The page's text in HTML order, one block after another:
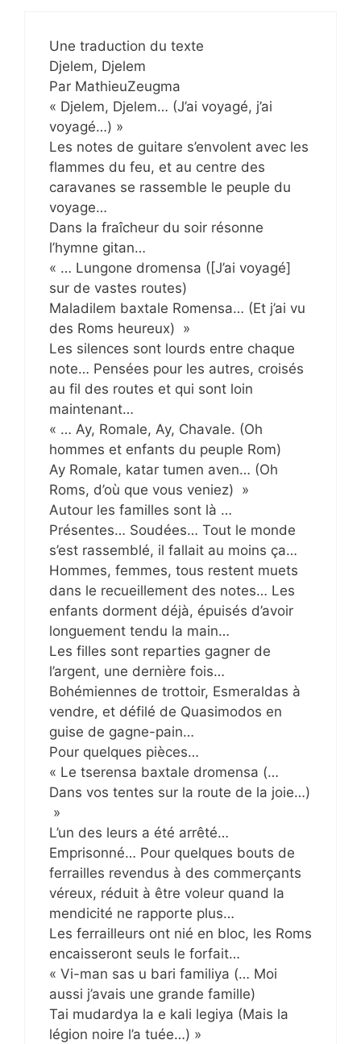
Une traduction du texte
Djelem, Djelem
Par MathieuZeugma
« Djelem, Djelem… (J’ai voyagé, j’ai
voyagé…) »
Les notes de guitare s’envolent avec les
flammes du feu, et au centre des
caravanes se rassemble le peuple du
voyage…
Dans la fraîcheur du soir résonne
l’hymne gitan…
« … Lungone dromensa ([J’ai voyagé]
sur de vastes routes)
Maladilem baxtale Romensa… (Et j’ai vu
des Roms heureux) »
Les silences sont lourds entre chaque
note… Pensées pour les autres, croisés
au fil des routes et qui sont loin
maintenant…
« … Ay, Romale, Ay, Chavale. (Oh
hommes et enfants du peuple Rom)
Ay Romale, katar tumen aven… (Oh
Roms, d’où que vous veniez) »
Autour les familles sont là …
Présentes… Soudées… Tout le monde
s’est rassemblé, il fallait au moins ça…
Hommes, femmes, tous restent muets
dans le recueillement des notes… Les
enfants dorment déjà, épuisés d’avoir
longuement tendu la main…
Les filles sont reparties gagner de
l’argent, une dernière fois…
Bohémiennes de trottoir, Esmeraldas à
vendre, et défilé de Quasimodos en
guise de gagne-pain…
Pour quelques pièces…
« Le tserensa baxtale dromensa (…
Dans vos tentes sur la route de la joie…)
»
L’un des leurs a été arrêté…
Emprisonné… Pour quelques bouts de
ferrailles revendus à des commerçants
véreux, réduit à être voleur quand la
mendicité ne rapporte plus…
Les ferrailleurs ont nié en bloc, les Roms
encaisseront seuls le forfait…
« Vi-man sas u bari familiya (… Moi
aussi j’avais une grande famille)
Tai mudardya la e kali legiya (Mais la
légion noire l’a tuée…) »